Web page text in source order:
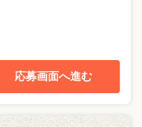
応募画面へ進む